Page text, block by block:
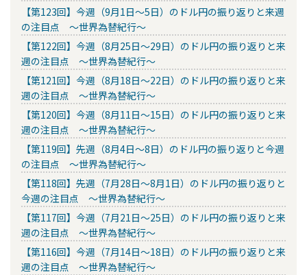
【第123回】今週（9月1日～5日）のドル円の振り返りと来週
の注目点 ～世界為替紀行～
【第122回】今週（8月25日～29日）のドル円の振り返りと来
週の注目点 ～世界為替紀行～
【第121回】今週（8月18日～22日）のドル円の振り返りと来
週の注目点 ～世界為替紀行～
【第120回】今週（8月11日～15日）のドル円の振り返りと来
週の注目点 ～世界為替紀行～
【第119回】先週（8月4日～8日）のドル円の振り返りと今週
の注目点 ～世界為替紀行～
【第118回】先週（7月28日～8月1日）のドル円の振り返りと
今週の注目点 ～世界為替紀行～
【第117回】今週（7月21日～25日）のドル円の振り返りと来
週の注目点 ～世界為替紀行～
【第116回】今週（7月14日～18日）のドル円の振り返りと来
週の注目点 ～世界為替紀行～